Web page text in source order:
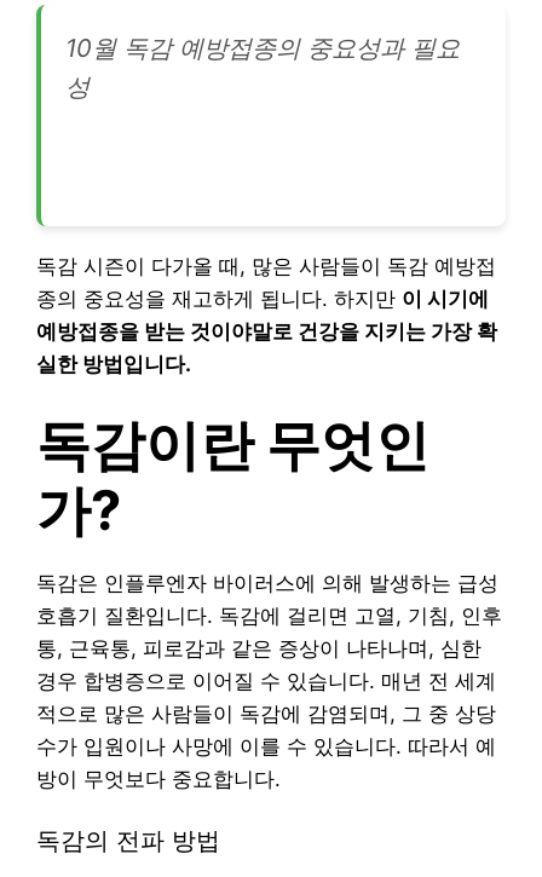
10월 독감 예방접종의 중요성과 필요
성
독감 시즌이 다가올 때, 많은 사람들이 독감 예방접
종의 중요성을 재고하게 됩니다. 하지만 이 시기에
예방접종을 받는 것이야말로 건강을 지키는 가장 확
실한 방법입니다.
독감이란 무엇인
가?
독감은 인플루엔자 바이러스에 의해 발생하는 급성
호흡기 질환입니다. 독감에 걸리면 고열, 기침, 인후
통, 근육통, 피로감과 같은 증상이 나타나며, 심한
경우 합병증으로 이어질 수 있습니다. 매년 전 세계
적으로 많은 사람들이 독감에 감염되며, 그 중 상당
수가 입원이나 사망에 이를 수 있습니다. 따라서 예
방이 무엇보다 중요합니다.
독감의 전파 방법